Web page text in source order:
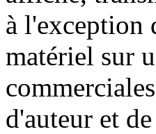
à l'exception
matériel sur
d'auteur et